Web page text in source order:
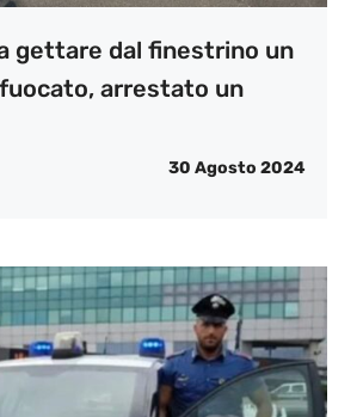
gettare dal finestrino un
arrestato un
30 Agosto 2024